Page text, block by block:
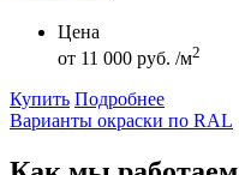
Цена
от 11 000 руб. /м2
Купить Подробнее
Варианты окраски по RAL